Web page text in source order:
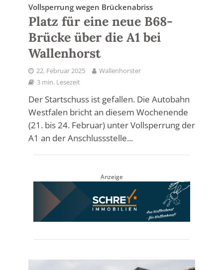
Vollsperrung wegen Brückenabriss
Platz für eine neue B68-
Brücke über die A1 bei
Wallenhorst
22. Februar 2025
Wallenhorster
3 min. Lesezeit
Der Startschuss ist gefallen. Die Autobahn
Westfalen bricht an diesem Wochenende
(21. bis 24. Februar) unter Vollsperrung der
A1 an der Anschlussstelle...
Anzeige